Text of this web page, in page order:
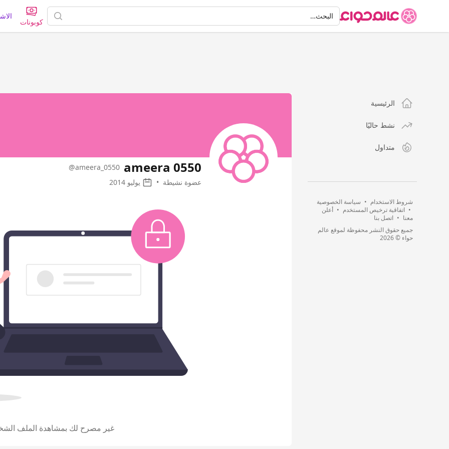
البحثالبحث…
كوبونات
الرئيسية
نشط حاليًا
متداول
شروط الاستخدام • سياسة الخصوصية
• اتفاقية ترخيص المستخدم • أعلن
معنا • اتصل بنا
جميع حقوق النشر محفوظة لموقع عالم
حواء © 2026
ameera 0550
@ameera_0550
عضوة نشيطة • يوليو 2014
غير مصرح لك بمشاهدة الملف